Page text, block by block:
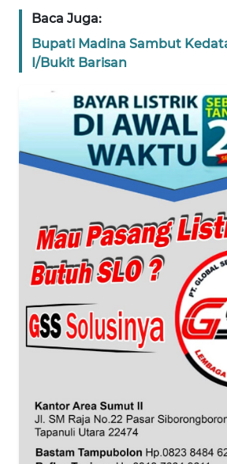
Baca Juga:
Bupati Madina Sambut
I/Bukit Barisan
WN
WN
BANTEN
WN
PAPUA
WN
PAPUA
BARAT
WN
SERAMBI